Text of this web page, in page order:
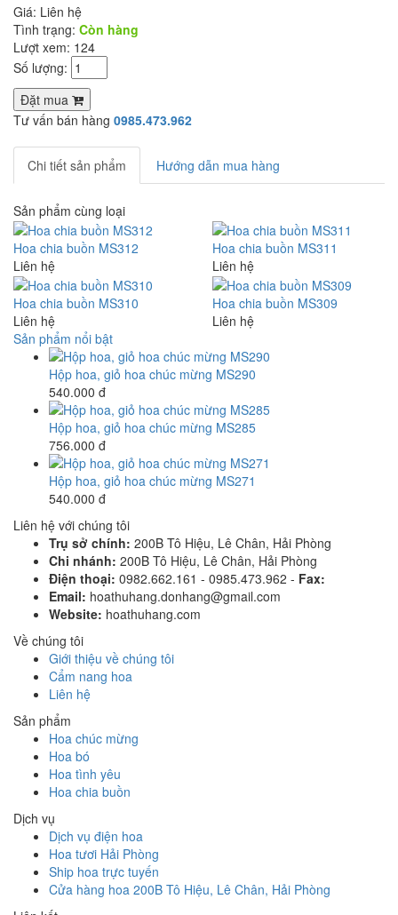
Giá: Liên hệ
Tình trạng: Còn hàng
Lượt xem: 124
Số lượng:
Đặt mua
Tư vấn bán hàng 0985.473.962
Chi tiết sản phẩm Hướng dẫn mua hàng
Sản phẩm cùng loại
Hoa chia buồn MS312
Liên hệ
Hoa chia buồn MS311
Liên hệ
Hoa chia buồn MS310
Liên hệ
Hoa chia buồn MS309
Liên hệ
Sản phẩm nổi bật
Hộp hoa, giỏ hoa chúc mừng MS290
540.000 đ
Hộp hoa, giỏ hoa chúc mừng MS285
756.000 đ
Hộp hoa, giỏ hoa chúc mừng MS271
540.000 đ
Liên hệ với chúng tôi
Trụ sở chính: 200B Tô Hiệu, Lê Chân, Hải Phòng
Chi nhánh: 200B Tô Hiệu, Lê Chân, Hải Phòng
Điện thoại: 0982.662.161 - 0985.473.962 - Fax:
Email: hoathuhang.donhang@gmail.com
Website: hoathuhang.com
Về chúng tôi
Giới thiệu về chúng tôi
Cẩm nang hoa
Liên hệ
Sản phẩm
Hoa chúc mừng
Hoa bó
Hoa tình yêu
Hoa chia buồn
Dịch vụ
Dịch vụ điện hoa
Hoa tươi Hải Phòng
Ship hoa trực tuyến
Cửa hàng hoa 200B Tô Hiệu, Lê Chân, Hải Phòng